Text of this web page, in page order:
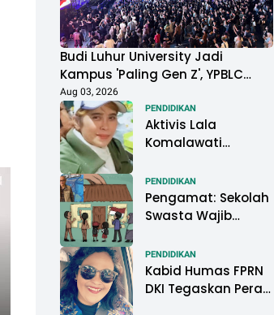
Budi Luhur University Jadi
Kampus 'Paling Gen Z', YPBLC
Dukung Mahasiswa Gelar
Festival Musik Berkapasitas
Ribuan Penonton
Aug 03, 2026
PENDIDIKAN
Aktivis Lala
Komalawati
Mariana: Jangan
Abaikan Psikologis
Anak di Tengah
PENDIDIKAN
Pengamat: Sekolah
Swasta Wajib
Pemkot Pontianak
PENDIDIKAN
Kabid Humas FPRN
DKI Tegaskan Peran